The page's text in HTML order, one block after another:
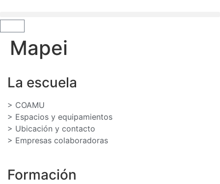
Mapei
La escuela
> COAMU
> Espacios y equipamientos
> Ubicación y contacto
> Empresas colaboradoras
Formación